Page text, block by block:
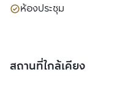
ห้องประชุม
สถานที่ใกล้เคียง